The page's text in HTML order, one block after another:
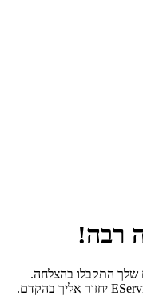
רבה!
שלך התקבלו בהצלחה.
יחזור אליך בהקדם.